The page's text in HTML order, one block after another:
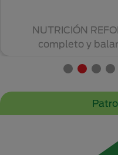
NUTRICIÓN
completo y